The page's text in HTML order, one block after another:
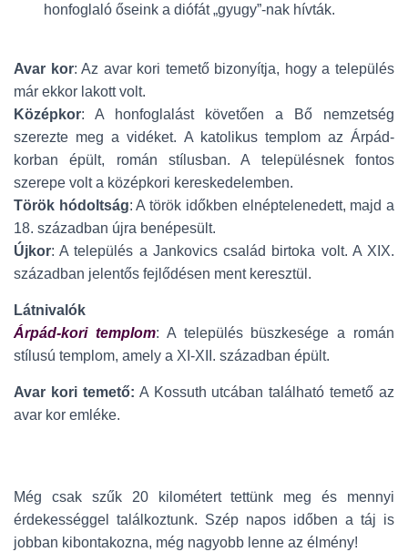
honfoglaló őseink a diófát „gyugy”-nak hívták.
Avar kor: Az avar kori temető bizonyítja, hogy a település
már ekkor lakott volt.
Középkor: A honfoglalást követően a Bő nemzetség
szerezte meg a vidéket. A katolikus templom az Árpád-
korban épült, román stílusban. A településnek fontos
szerepe volt a középkori kereskedelemben.
Török hódoltság: A török időkben elnéptelenedett, majd a
18. században újra benépesült.
Újkor: A település a Jankovics család birtoka volt. A XIX.
században jelentős fejlődésen ment keresztül.
Látnivalók
Árpád-kori templom: A település büszkesége a román
stílusú templom, amely a XI-XII. században épült.
Avar kori temető: A Kossuth utcában található temető az
avar kor emléke.
Még csak szűk 20 kilométert tettünk meg és mennyi
érdekességgel találkoztunk. Szép napos időben a táj is
jobban kibontakozna, még nagyobb lenne az élmény!